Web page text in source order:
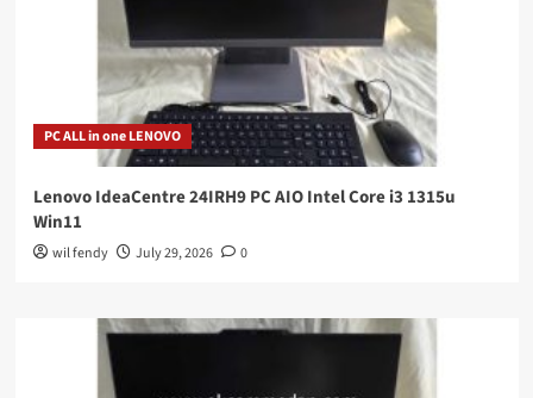
PC ALL in one LENOVO
Lenovo IdeaCentre 24IRH9 PC AIO Intel Core i3 1315u
Win11
wil fendy July 29, 2026 0